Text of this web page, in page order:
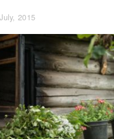
2015